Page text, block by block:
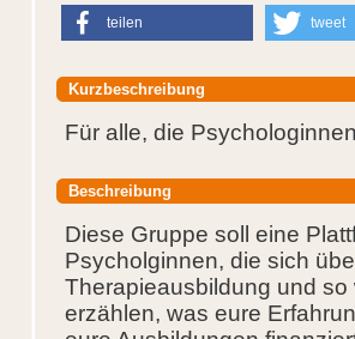
teilen tweet
Kurzbeschreibung
Für alle, die
Beschreibung
Diese Gruppe soll eine
Psycholginnen, die sich
Therapieausbildung und
erzählen, was eure